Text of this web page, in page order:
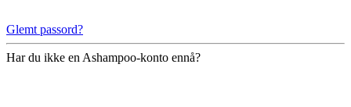
Glemt passord?
Har du ikke en Ashampoo-konto ennå?